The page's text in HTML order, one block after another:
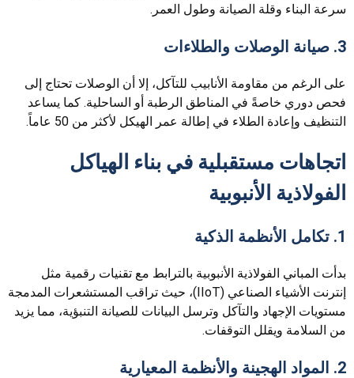
سرعة البناء وقلة الصيانة وطول العمر.
3. صيانة الوصلات والطلاءات
على الرغم من مقاومة الأنابيب للتآكل، إلا أن الوصلات تحتاج إلى
فحص دوري خاصةً في المناطق الرطبة أو الساحلية. كما يساعد
التنظيف وإعادة الطلاء في إطالة عمر الهيكل لأكثر من 50 عاماً.
اتجاهات مستقبلية في بناء الهياكل
الفولاذية الأنبوبية
1. تكامل الأنظمة الذكية
بدأت المباني الفولاذية الأنبوبية بالترابط مع تقنيات رقمية مثل
إنترنت الأشياء الصناعي (IIoT)، حيث تراقب المستشعرات المدمجة
مستويات الإجهاد والتآكل وترسل البيانات للصيانة التنبؤية، مما يزيد
من السلامة ويقلل التوقفات.
2. المواد الهجينة والأنظمة المعيارية